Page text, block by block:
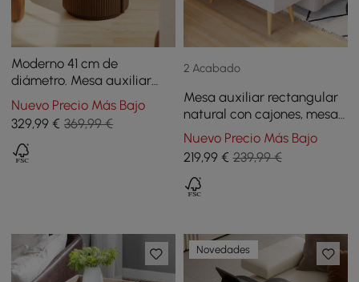
Moderno 41 cm de
diámetro. Mesa auxiliar
estriada de nogal con
almacenamiento
Nuevo Precio Más Bajo
329,99 € 369,99 €
2 Acabado
Mesa auxiliar rectangular
natural con cajones, mesa
de sofá moderna para sala
de estar
Nuevo Precio Más Bajo
219,99€ 239,99 €
Novedades